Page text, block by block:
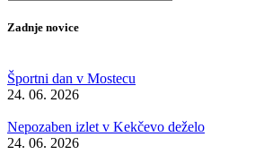
Zadnje novice
Športni dan v Mostecu
24. 06. 2026
Nepozaben izlet v Kekčevo deželo
24. 06. 2026